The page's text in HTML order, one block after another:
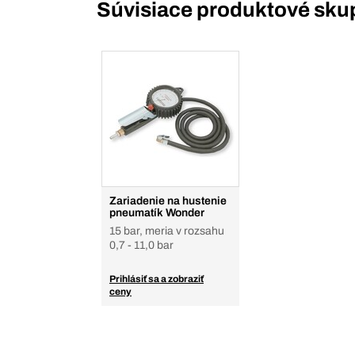
Súvisiace produktové
Zariadenie na hustenie
pneumatík Wonder
15 bar, meria v rozsahu
0,7 - 11,0 bar
Prihlásiť sa a zobraziť
ceny